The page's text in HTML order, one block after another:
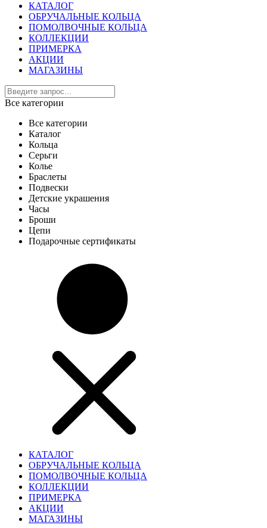
КАТАЛОГ
ОБРУЧАЛЬНЫЕ КОЛЬЦА
ПОМОЛВОЧНЫЕ КОЛЬЦА
КОЛЛЕКЦИИ
ПРИМЕРКА
АКЦИИ
МАГАЗИНЫ
Все категории
Все категории
Каталог
Кольца
Серьги
Колье
Браслеты
Подвески
Детские украшения
Часы
Броши
Цепи
Подарочные сертификаты
КАТАЛОГ
ОБРУЧАЛЬНЫЕ КОЛЬЦА
ПОМОЛВОЧНЫЕ КОЛЬЦА
КОЛЛЕКЦИИ
ПРИМЕРКА
АКЦИИ
МАГАЗИНЫ